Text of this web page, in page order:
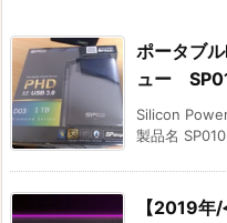
ポータブ
ュー
Silicon
製品名
【2019年